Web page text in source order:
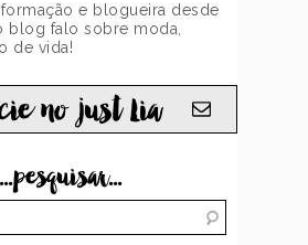
e blogueira desde
blog falo sobre moda,
de vida!
no just Lia
...pesquisar...